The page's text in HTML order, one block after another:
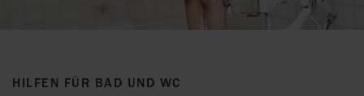
HILFEN FÜR BAD UND WC